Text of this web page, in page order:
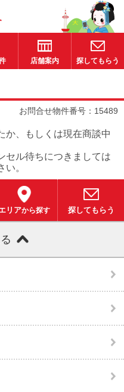
店舗案内 探してもらう
お問合せ物件番号：15489
か、もしくは現在商談中
セル待ちにつきましては
い。
リアから探す 探してもらう